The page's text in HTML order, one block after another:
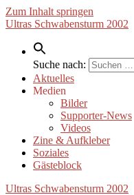
Zum Inhalt springen
Ultras Schwabensturm 2002
Suche nach:
Aktuelles
Medien
Bilder
Supporter-News
Videos
Zine & Aufkleber
Soziales
Gästeblock
Ultras Schwabensturm 2002